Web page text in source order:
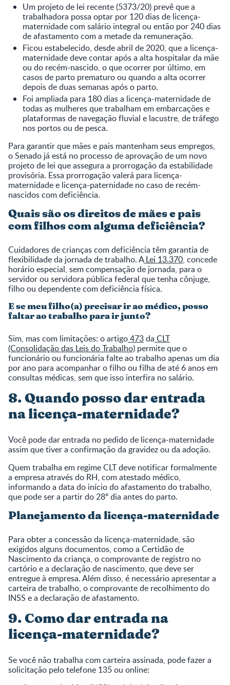
Um projeto de lei recente (5373/20) prevê que a
trabalhadora possa optar por 120 dias de licença-
maternidade com salário integral ou então por 240 dias
de afastamento com a metade da remuneração.
Ficou estabelecido, desde abril de 2020, que a licença-
maternidade deve contar após a alta hospitalar da mãe
ou do recém-nascido, o que ocorrer por último, em
casos de parto prematuro ou quando a alta ocorrer
depois de duas semanas após o parto.
Foi ampliada para 180 dias a licença-maternidade de
todas as mulheres que trabalham em embarcações e
plataformas de navegação fluvial e lacustre, de tráfego
nos portos ou de pesca.
Para garantir que mães e pais mantenham seus empregos,
o Senado já está no processo de aprovação de um novo
projeto de lei que assegura a prorrogação da estabilidade
provisória. Essa prorrogação valerá para licença-
maternidade e licença-paternidade no caso de recém-
nascidos com deficiência.
Quais são os direitos de mães e pais
com filhos com alguma deficiência?
Cuidadores de crianças com deficiência têm garantia de
flexibilidade da jornada de trabalho. A Lei 13.370, concede
horário especial, sem compensação de jornada, para o
servidor ou servidora pública federal que tenha cônjuge,
filho ou dependente com deficiência física.
E se meu filho(a) precisar ir ao médico, posso
faltar ao trabalho para ir junto?
Sim, mas com limitações: o artigo473da CLT
(Consolidação das Leis do Trabalho) permite que o
funcionário ou funcionária falte ao trabalho apenas um dia
por ano para acompanhar o filho ou filha de até 6 anos em
consultas médicas, sem que isso interfira no salário.
8. Quando posso dar entrada
na licença-maternidade?
Você pode dar entrada no pedido de licença-maternidade
assim que tiver a confirmação da gravidez ou da adoção.
Quem trabalha em regime CLT deve notificar formalmente
a empresa através do RH, com atestado médico,
informando a data do início do afastamento do trabalho,
que pode ser a partir do 28º dia antes do parto.
Planejamento da licença-maternidade
Para obter a concessão da licença-maternidade, são
exigidos alguns documentos, como a Certidão de
Nascimento da criança, o comprovante de registro no
cartório e a declaração de nascimento, que deve ser
entregue à empresa. Além disso, é necessário apresentar a
carteira de trabalho, o comprovante de recolhimento do
INSS e a declaração de afastamento.
9. Como dar entrada na
licença-maternidade?
Se você não trabalha com carteira assinada, pode fazer a
solicitação pelo telefone 135 ou online: